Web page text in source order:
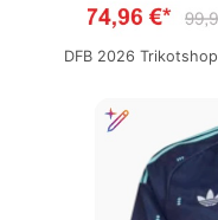
DFB 2026 Trikotshop